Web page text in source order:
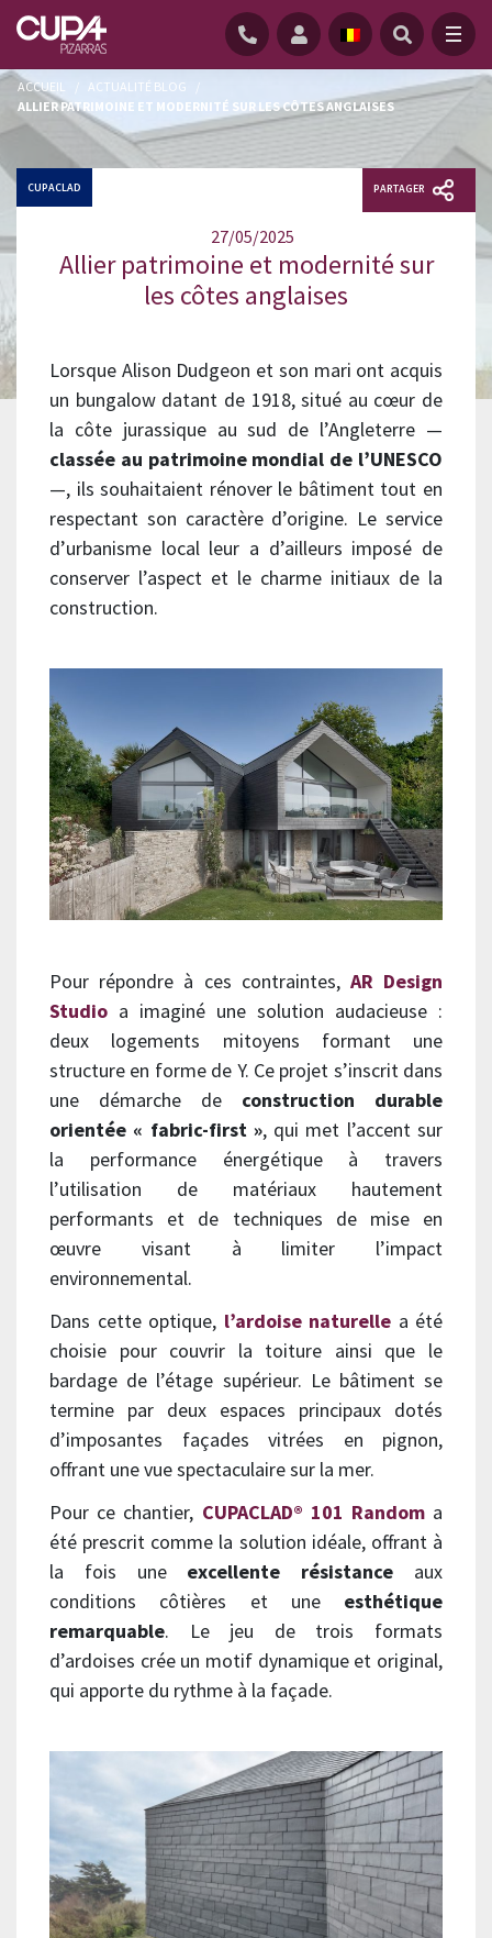
ACCUEIL / ACTUALITÉ BLOG
/
ALLIER PATRIMOINE ET MODERNITÉ SUR LES CÔTES ANGLAISES
CUPACLAD
27/05/2025
PARTAGER
Allier patrimoine et modernité sur
les côtes anglaises
Lorsque Alison Dudgeon et son mari ont acquis
un bungalow datant de 1918, situé au cœur de
la côte jurassique au sud de l’Angleterre —
classée au patrimoine mondial de l’UNESCO
—, ils souhaitaient rénover le bâtiment tout en
respectant son caractère d’origine. Le service
d’urbanisme local leur a d’ailleurs imposé de
conserver l’aspect et le charme initiaux de la
construction.
Pour répondre à ces contraintes, AR Design
Studio a imaginé une solution audacieuse :
deux logements mitoyens formant une
structure en forme de Y. Ce projet s’inscrit dans
une démarche de construction durable
orientée « fabric-first », qui met l’accent sur
la performance énergétique à travers
l’utilisation de matériaux hautement
performants et de techniques de mise en
œuvre visant à limiter l’impact
environnemental.
Dans cette optique, l’ardoise naturelle a été
choisie pour couvrir la toiture ainsi que le
bardage de l’étage supérieur. Le bâtiment se
termine par deux espaces principaux dotés
d’imposantes façades vitrées en pignon,
offrant une vue spectaculaire sur la mer.
Pour ce chantier, CUPACLAD® 101 Randoma
été prescrit comme la solution idéale, offrant à
la fois une excellente résistance aux
conditions côtières et une esthétique
remarquable. Le jeu de trois formats
d’ardoises crée un motif dynamique et original,
qui apporte du rythme à la façade.